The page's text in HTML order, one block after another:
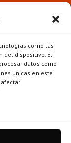
como las
del dispositivo. El
datos como
únicas en este
HIJO